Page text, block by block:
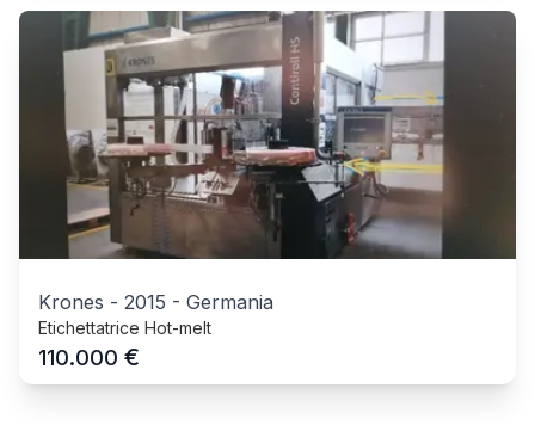
Krones - 2015 - Germania
Etichettatrice Hot-melt
110.000 €